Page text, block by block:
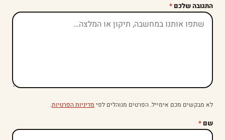
התגובה שלכם *
לא מבקשים מכם אימייל. הפרטים מנוהלים לפי מדיניות הפרטיות.
שם *